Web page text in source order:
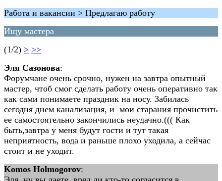
Работа и вакансии > Предлагаю работу
Ищу мастера
(1/2) > >>
Эля Сазонова:
Форумчане очень срочно, нужен на завтра опытный
мастер, чтоб смог сделать работу очень оперативно так
как сами понимаете праздник на носу. Забилась
сегодня днем канализация, и мои старания прочистить
ее самостоятельно закончились неудачно.((( Как
быть,завтра у меня будут гости и тут такая
неприятность, вода и раньше плохо уходила, а сейчас
стоит и не уходит.
Komos Holmogorov: